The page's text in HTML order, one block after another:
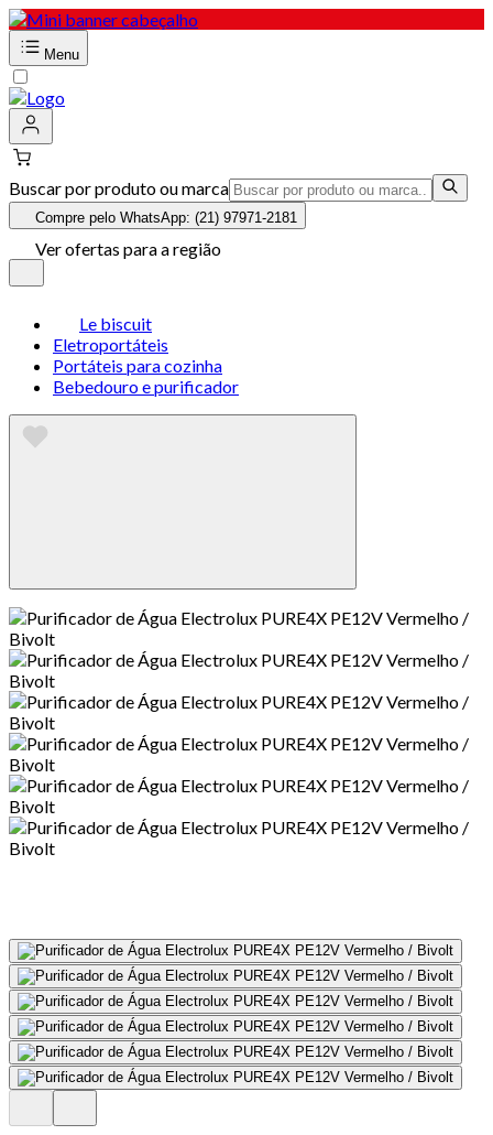
Menu
Buscar por produto ou marca
Compre pelo WhatsApp: (21) 97971-2181
Ver ofertas para a região
Le biscuit
Eletroportáteis
Portáteis para cozinha
Bebedouro e purificador